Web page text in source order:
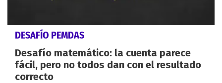
DESAFÍO PEMDAS
Desafío matemático: la cuenta parece
fácil, pero no todos dan con el resultado
correcto